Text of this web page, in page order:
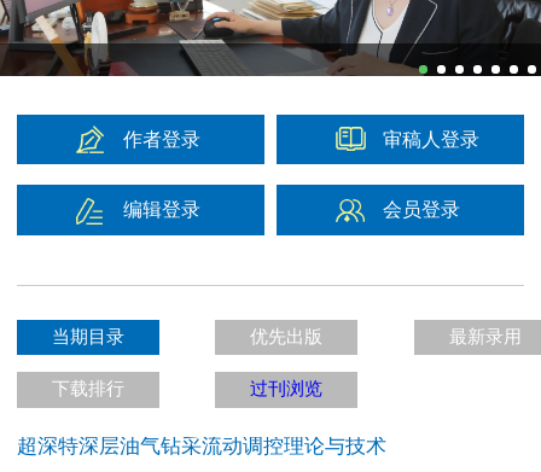
作者登录 审稿人登录
编辑登录 会员登录
当期目录 优先出版 最新录用
下载排行 过刊浏览
超深特深层油气钻采流动调控理论与技术